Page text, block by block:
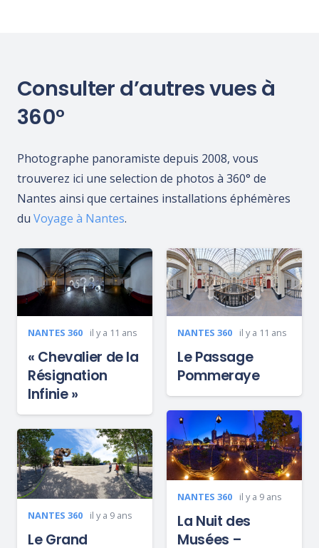
Consulter d’autres vues à
360°
Photographe panoramiste depuis 2008, vous
trouverez ici une selection de photos à 360° de
Nantes ainsi que certaines installations éphémères
du Voyage à Nantes.
NANTES 360 il y a 11 ans
« Chevalier de la
Résignation
Infinie »
NANTES 360 il y a 11 ans
Le Passage
Pommeraye
NANTES 360 il y a 9 ans
La Nuit des
Musées –
NANTES 360 il y a 9 ans
Le Grand